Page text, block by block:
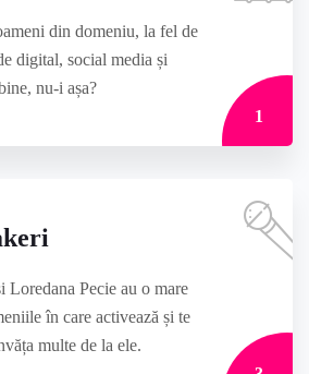
din domeniu, la fel de
digital, social media și
nu-i așa?
1
Loredana Pecie au o mare
în care activează și te
multe de la ele.